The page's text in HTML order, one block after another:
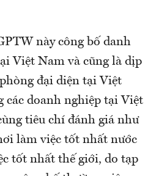
này công bố danh
Việt Nam và cũng là dịp
đại diện tại Việt
các doanh nghiệp tại Việt
tiêu chí đánh giá như
làm việc tốt nhất nước
tốt nhất thế giới, do tạp